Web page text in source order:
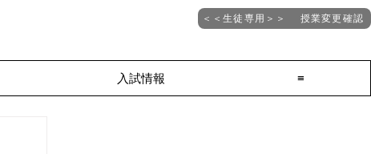
＜＜生徒専用＞＞ 授業変更確認
入試情報 ≡